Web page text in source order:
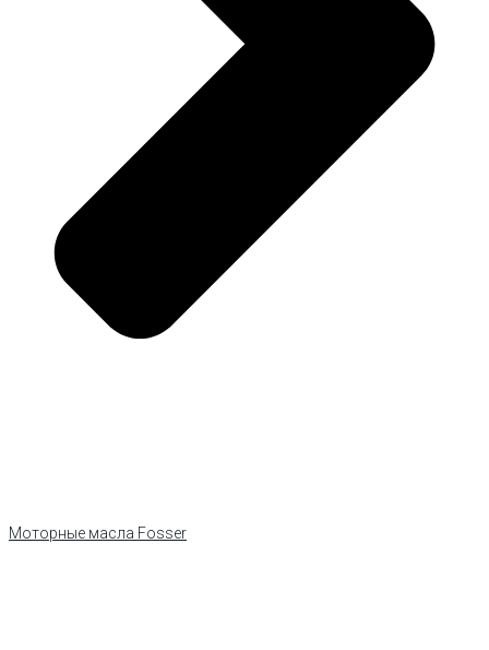
Моторные масла Fosser